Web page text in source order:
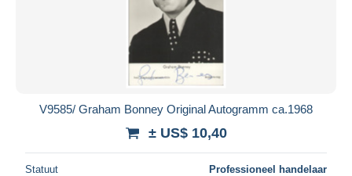
V9585/ Graham Bonney Original Autogramm ca.1968
± US$ 10,40
Statuut Professioneel handelaar